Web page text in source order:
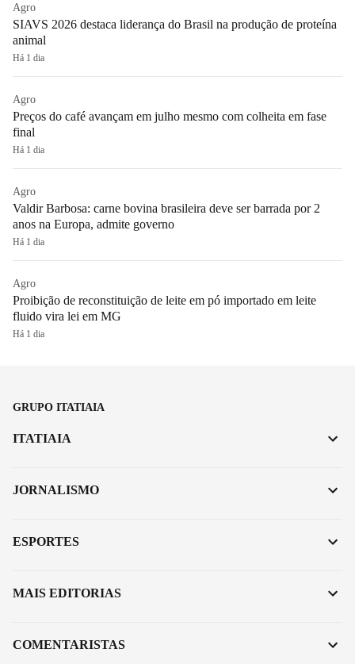
Agro
SIAVS 2026 destaca liderança do Brasil na produção de proteína
animal
Há 1 dia
Agro
Preços do café avançam em julho mesmo com colheita em fase
final
Há 1 dia
Agro
Valdir Barbosa: carne bovina brasileira deve ser barrada por 2
anos na Europa, admite governo
Há 1 dia
Agro
Proibição de reconstituição de leite em pó importado em leite
fluido vira lei em MG
Há 1 dia
GRUPO ITATIAIA
ITATIAIA
JORNALISMO
ESPORTES
MAIS EDITORIAS
COMENTARISTAS